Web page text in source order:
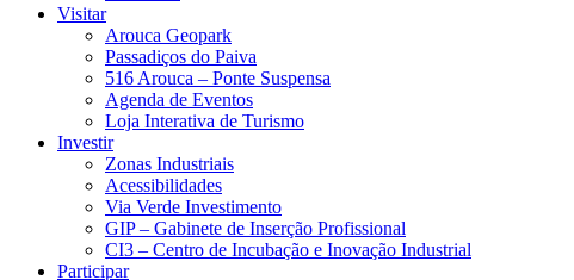
Visitar
Arouca Geopark
Passadiços do Paiva
516 Arouca – Ponte Suspensa
Agenda de Eventos
Loja Interativa de Turismo
Investir
Zonas Industriais
Acessibilidades
Via Verde Investimento
GIP – Gabinete de Inserção Profissional
CI3 – Centro de Incubação e Inovação Industrial
Participar